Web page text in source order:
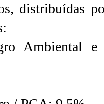
distribuídas
Ambiental e